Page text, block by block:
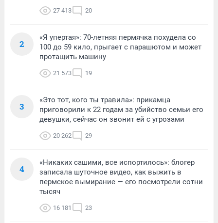
27 413 20
2
«Я упертая»: 70-летняя пермячка похудела со
100 до 59 кило, прыгает с парашютом и может
протащить машину
21 573 19
3
«Это тот, кого ты травила»: прикамца
приговорили к 22 годам за убийство семьи его
девушки, сейчас он звонит ей с угрозами
20 262 29
4
«Никаких сашими, все испортилось»: блогер
записала шуточное видео, как выжить в
пермское вымирание — его посмотрели сотни
тысяч
16 181 23